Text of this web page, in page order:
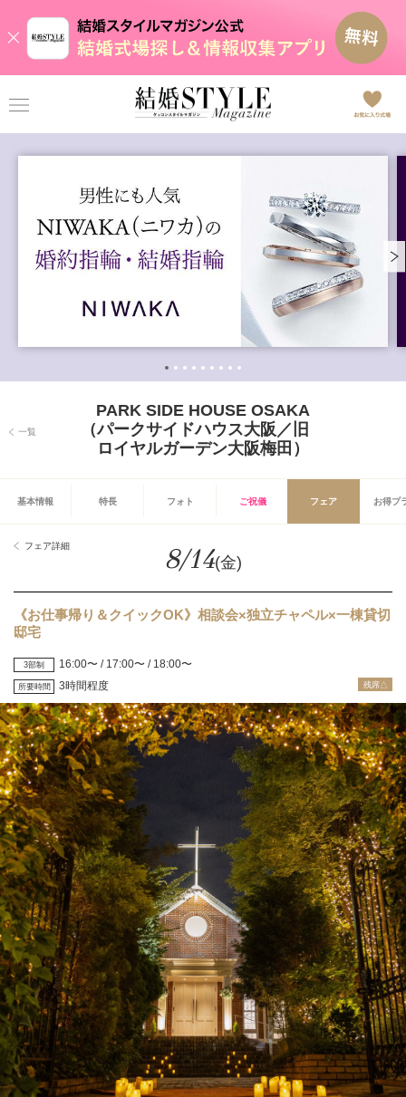
一覧
PARK SIDE HOUSE OSAKA
（パークサイドハウス大阪／旧
ロイヤルガーデン大阪梅田）
基本情報 特長 フォト ご祝儀 フェア お得プ
フェア詳細 8/14(金)
《お仕事帰り＆クイックOK》相談会×独立チャペル×一棟貸切
邸宅
3部制 16:00〜 / 17:00〜 / 18:00〜
所要時間 3時間程度 残席△